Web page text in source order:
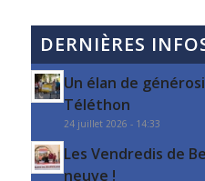
DERNIÈRES
Un élan de
Téléthon
24 juillet 2026 - 14:33
Les Vendredis de
neuve !